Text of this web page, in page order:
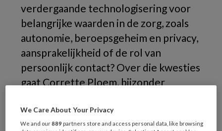
verdergaande technologisering voor
belangrijke waarden in de zorg, zoals
autonomie, beroepsgeheim en privacy,
aansprakelijkheid of de rol van
persoonlijk contact? Over die kwesties
gaat Corrette Ploem, bijzonder
geneeskunde’, zich de komende jaren
buigen.
We Care About Your Privacy
We and our889 partners store and access personal data, like browsing